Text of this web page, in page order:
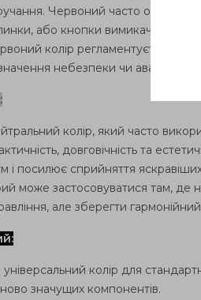
Червоний часто означає
або кнопки вимикачів
колір регламентується в
небезпеки чи аварійних
колір, який часто
довговічність та
і посилює сприйняття
може застосовуватися там, де
але зберегти
колір для
значущих компонентів.